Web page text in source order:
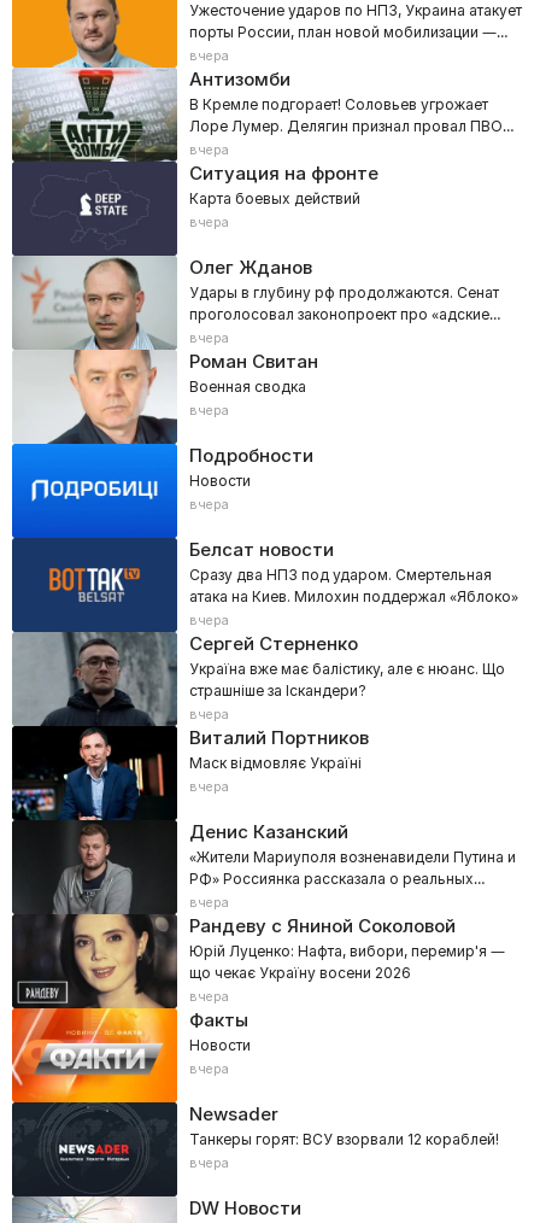
Ужесточение ударов по НПЗ, Украина атакует
порты России, план новой мобилизации —
800 тысяч
вчера
Антизомби
В Кремле подгорает! Соловьев угрожает
Лоре Лумер. Делягин признал провал ПВО
РФ
вчера
Ситуация на фронте
Карта боевых действий
вчера
Олег Жданов
Удары в глубину рф продолжаются. Сенат
проголосовал законопроект про «адские
санкции»
вчера
Роман Свитан
Военная сводка
вчера
Подробности
Новости
вчера
Белсат новости
Сразу два НПЗ под ударом. Смертельная
атака на Киев. Милохин поддержал «Яблоко»
вчера
Сергей Стерненко
Україна вже має балістику, але є нюанс. Що
страшніше за Іскандери?
вчера
Виталий Портников
Маск відмовляє Україні
вчера
Денис Казанский
«Жители Мариуполя возненавидели Путина и
РФ» Россиянка рассказала о реальных
настроениях Донбасса
вчера
Рандеву с Яниной Соколовой
Юрій Луценко: Нафта, вибори, перемир'я —
що чекає Україну восени 2026
вчера
Факты
Новости
вчера
Newsader
Танкеры горят: ВСУ взорвали 12 кораблей!
вчера
DW Новости